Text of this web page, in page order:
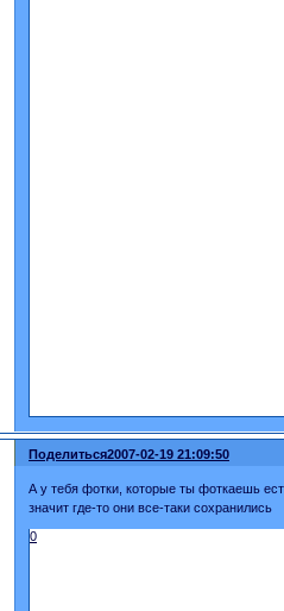
Поделиться2007-02-19 21:09:50
А у тебя фотки, которые ты фоткаешь
значит где-то они все-таки сохранились
0